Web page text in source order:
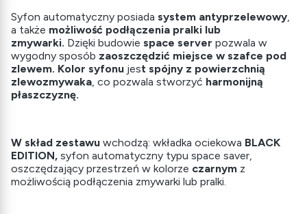
Syfon automatyczny posiada system antyprzelewowy,
a także możliwość podłączenia pralki lub
zmywarki. Dzięki budowie space server pozwala w
wygodny sposób zaoszczędzić miejsce w szafce pod
zlewem. Kolor syfonu jest spójny z powierzchnią
zlewozmywaka, co pozwala stworzyć harmonijną
płaszczyznę.
W skład zestawu wchodzą: wkładka ociekowa BLACK
EDITION, syfon automatyczny typu space saver,
oszczędzający przestrzeń w kolorze czarnym z
możliwością podłączenia zmywarki lub pralki.